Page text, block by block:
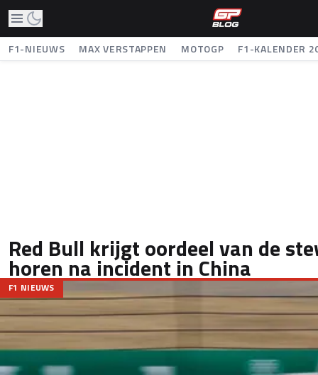
F1-NIEUWS MAX VERSTAPPEN MOTOGP F1-KALENDER
Red Bull krijgt oordeel van de
horen na incident in China
F1 NIEUWS